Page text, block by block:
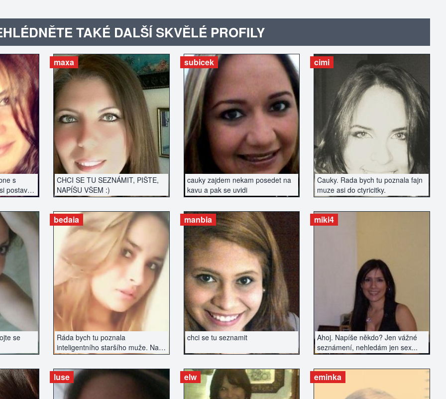
TAKÉ DALŠÍ SKVĚLÉ PROFILY
s
postavy,
CHCI SE TU SEZNÁMIT, PIŠTE,
NAPÍŠU VŠEM :)
maxa
ZOBRAZIT INZERÁT
cauky zajdem nekam posedet na
kavu a pak se uvidi
subicek
ZOBRAZIT INZERÁT
Cauky. Rada bych tu poznala fajn
muze asi do ctyricitky.
cimi
ZOBRAZIT INZERÁT
se
Ráda bych tu poznala
inteligentního staršího muže. Na
vzhledu nezáleží, spíše na
sympatiích a chemii...
bedaia
ZOBRAZIT INZERÁT
chci se tu seznamit
manbia
ZOBRAZIT INZERÁT
Ahoj. Napíše někdo? Jen vážné
seznámení, nehledám jen sex...
miki4
ZOBRAZIT INZERÁT
luse elw eminka